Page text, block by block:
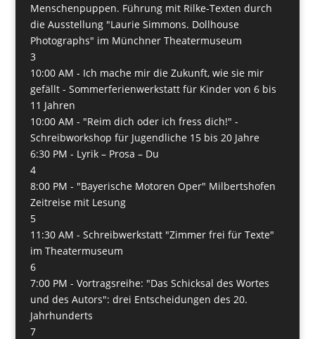
Menschenpuppen. Führung mit Rilke-Texten durch
die Ausstellung "Laurie Simmons. Dollhouse
Photographs" im Münchner Theatermuseum
3
10:00 AM - Ich mache mir die Zukunft, wie sie mir
gefällt - Sommerferienwerkstatt für Kinder von 6 bis
11 Jahren
10:00 AM - "Reim dich oder ich fress dich!" -
Schreibworkshop für Jugendliche 15 bis 20 Jahre
6:30 PM - Lyrik – Prosa – Du
4
8:00 PM - "Bayerische Motoren Oper" Milbertshofen
Zeitreise mit Lesung
5
11:30 AM - Schreibwerkstatt "Zimmer frei für Texte"
im Theatermuseum
6
7:00 PM - Vortragsreihe: "Das Schicksal des Wortes
und des Autors": drei Entscheidungen des 20.
Jahrhunderts
7